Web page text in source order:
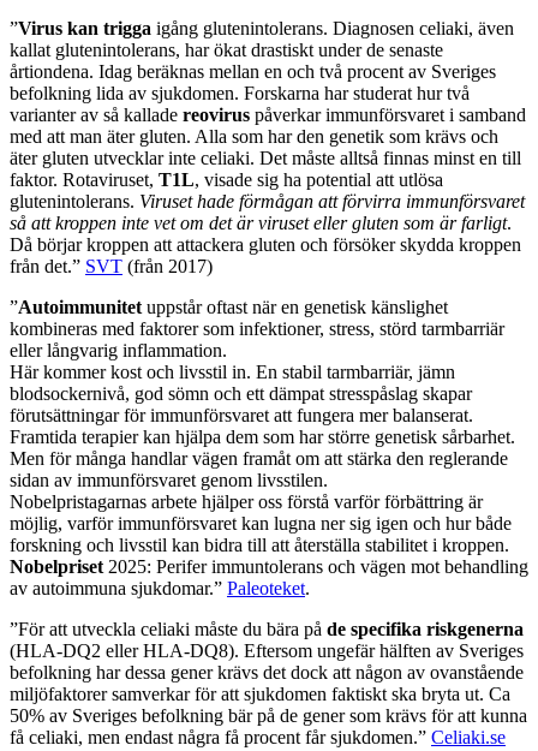
”Virus kan trigga igång glutenintolerans. Diagnosen celiaki, även
kallat glutenintolerans, har ökat drastiskt under de senaste
årtiondena. Idag beräknas mellan en och två procent av Sveriges
befolkning lida av sjukdomen. Forskarna har studerat hur två
varianter av så kallade reovirus påverkar immunförsvaret i samband
med att man äter gluten. Alla som har den genetik som krävs och
äter gluten utvecklar inte celiaki. Det måste alltså finnas minst en till
faktor. Rotaviruset, T1L, visade sig ha potential att utlösa
glutenintolerans. Viruset hade förmågan att förvirra immunförsvaret
så att kroppen inte vet om det är viruset eller gluten som är farligt.
Då börjar kroppen att attackera gluten och försöker skydda kroppen
från det.” SVT (från 2017)
”Autoimmunitetuppstår oftast när en genetisk känslighet
kombineras med faktorer som infektioner, stress, störd tarmbarriär
eller långvarig inflammation.
Här kommer kost och livsstil in. En stabil tarmbarriär, jämn
blodsockernivå, god sömn och ett dämpat stresspåslag skapar
förutsättningar för immunförsvaret att fungera mer balanserat.
Framtida terapier kan hjälpa dem som har större genetisk sårbarhet.
Men för många handlar vägen framåt om att stärka den reglerande
sidan av immunförsvaret genom livsstilen.
Nobelpristagarnas arbete hjälper oss förstå varför förbättring är
möjlig, varför immunförsvaret kan lugna ner sig igen och hur både
forskning och livsstil kan bidra till att återställa stabilitet i kroppen.
Nobelpriset2025: Perifer immuntolerans och vägen mot behandling
av autoimmuna sjukdomar.” Paleoteket.
”För att utveckla celiaki måste du bära på de specifika riskgenerna
(HLA-DQ2 eller HLA-DQ8). Eftersom ungefär hälften av Sveriges
befolkning har dessa gener krävs det dock att någon av ovanstående
miljöfaktorer samverkar för att sjukdomen faktiskt ska bryta ut. Ca
50% av Sveriges befolkning bär på de gener som krävs för att kunna
få celiaki, men endast några få procent får sjukdomen.” Celiaki.se